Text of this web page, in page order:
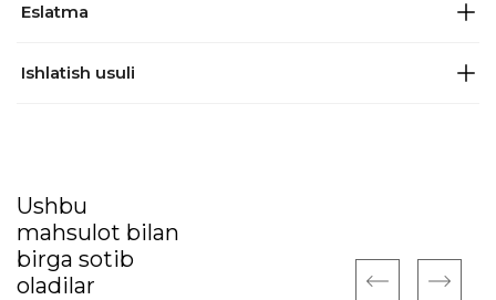
Eslatma
Ishlatish usuli
Ushbu
mahsulot bilan
birga sotib
oladilar